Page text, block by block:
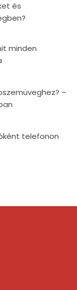
és
minden
–
telefonon